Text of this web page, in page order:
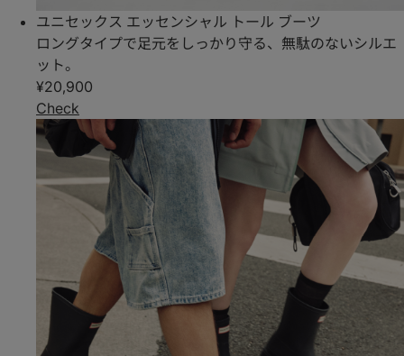
ユニセックス エッセンシャル トール ブーツ
ロングタイプで足元をしっかり守る、無駄のないシルエ
ット。
¥20,900
Check